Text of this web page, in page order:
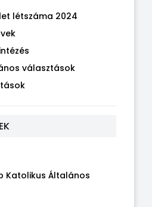
létszáma 2024
választások
Katolikus Általános